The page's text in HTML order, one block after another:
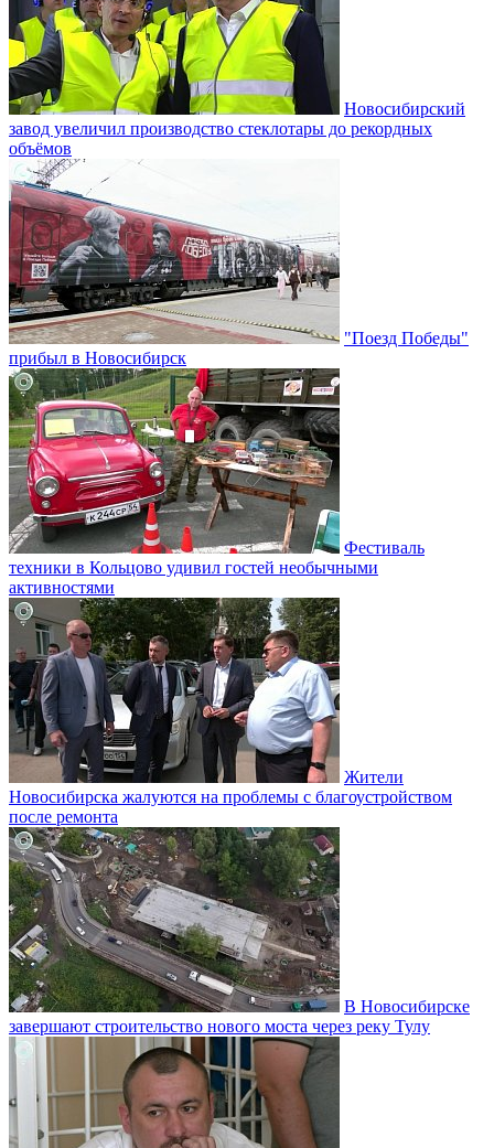
Новосибирский
завод увеличил производство стеклотары до рекордных
объёмов
"Поезд Победы"
прибыл в Новосибирск
Фестиваль
техники в Кольцово удивил гостей необычными
активностями
Жители
Новосибирска жалуются на проблемы с благоустройством
после ремонта
В Новосибирске
завершают строительство нового моста через реку Тулу